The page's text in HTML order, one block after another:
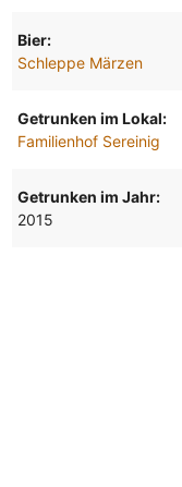
Bier:
Schleppe Märzen
Getrunken im Lokal:
Familienhof Sereinig
Getrunken im Jahr:
2015